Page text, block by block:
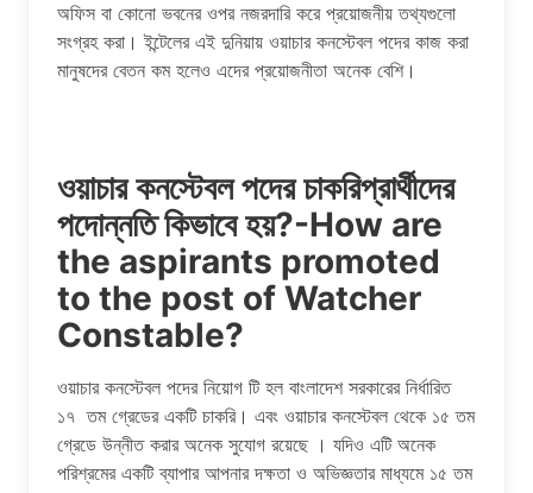
অফিস বা কোনো ভবনের ওপর নজরদারি করে প্রয়োজনীয় তথ্যগুলো
সংগ্রহ করা। ইন্টেলের এই দুনিয়ায় ওয়াচার কনস্টেবল পদের কাজ করা
মানুষদের বেতন কম হলেও এদের প্রয়োজনীতা অনেক বেশি।
ওয়াচার কনস্টেবল পদের চাকরিপ্রার্থীদের
পদোন্নতি কিভাবে হয়?-How are
the aspirants promoted
to the post of Watcher
Constable?
ওয়াচার কনস্টেবল পদের নিয়োগ টি হল বাংলাদেশ সরকারের নির্ধারিত
১৭ তম গ্রেডের একটি চাকরি। এবং ওয়াচার কনস্টেবল থেকে ১৫ তম
গ্রেডে উন্নীত করার অনেক সুযোগ রয়েছে । যদিও এটি অনেক
পরিশ্রমের একটি ব্যাপার আপনার দক্ষতা ও অভিজ্ঞতার মাধ্যমে ১৫ তম